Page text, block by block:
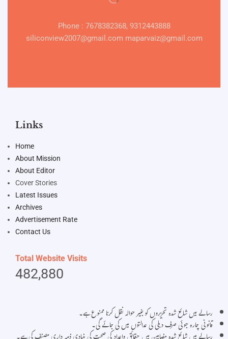
Phone : 7678382368, 9312443888
siliconview2007@gmail.com maparvaiz@gmail.com
Links
Home
About Mission
About Editor
Cover Stories
Latest Issues
Archives
Advertisement Rate
Contact Us
Total Website Visits
482,880
رسالے میں شائع شدہ تحریروں کو بغیر حوالہ نقل کرنا ممنوع ہے۔
قانونی چارہ جوئی صرف دہلی کی عدالتوں میں کی جائے گی۔